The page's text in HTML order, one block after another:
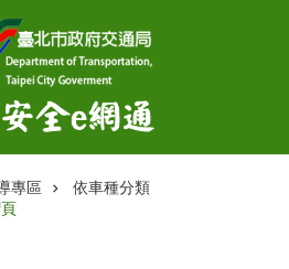
專區
依車種分類